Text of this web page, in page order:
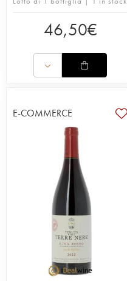
46,50€
E-COMMERCE